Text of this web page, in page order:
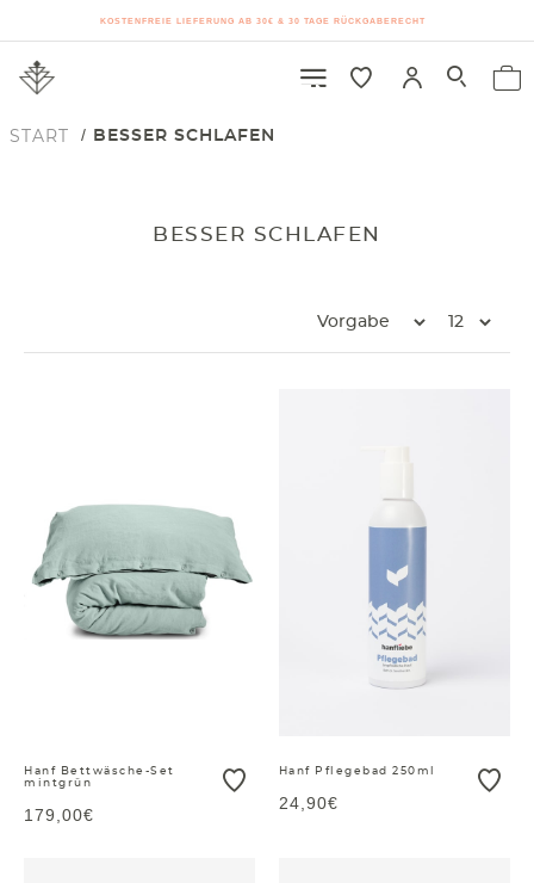
KOSTENFREIE LIEFERUNG AB 30€ & 30 TAGE RÜCKGABERECHT
START BESSER SCHLAFEN
BESSER SCHLAFEN
Hanf Bettwäsche-Set
mintgrün
179,00€
Hanf Pflegebad 250ml
24,90€